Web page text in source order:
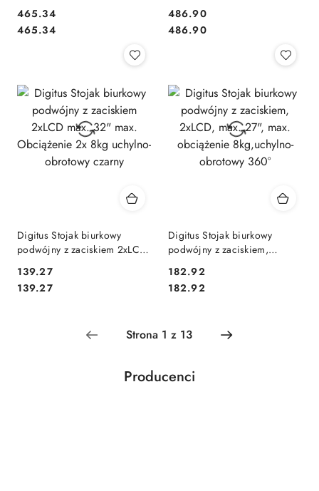
8kg, uchylno-obrotowe 360°
(PIVOT)
Cena:
465.34
Cena:
465.34 Cena:
486.90
Cena:
486.90
Digitus Stojak biurkowy
podwójny z zaciskiem 2xLCD
8kg uchylno-obrotowy czarny
Cena:
139.27
Cena:
139.27
Digitus Stojak biurkowy
podwójny z zaciskiem,
obciążenie 8kg,uchylno-
obrotowy 360°
Cena:
182.92
Cena:
182.92
Pomiń karuzelę producentów
Producenci